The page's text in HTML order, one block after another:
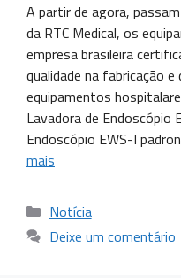
A partir de agora,
da RTC Medical, os
empresa brasileira
qualidade na fabricação
equipamentos
Lavadora de Endoscópio
Endoscópio EWS-I
mais
Notícia
Deixe um comentário